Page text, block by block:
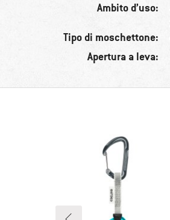
Ambito d’uso:
Tipo di moschettone:
Apertura a leva: